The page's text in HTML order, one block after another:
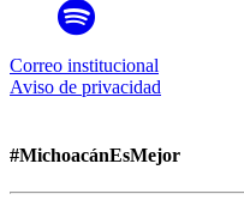
Correo institucional
Aviso de privacidad
#MichoacánEsMejor